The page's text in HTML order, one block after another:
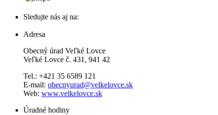
Sledujte nás aj na:
Adresa
Obecný úrad Veľké Lovce
Veľké Lovce č. 431, 941 42
Tel.: +421 35 6589 121
E-mail: obecnyurad@velkelovce.sk
Web: www.velkelovce.sk
Úradné hodiny